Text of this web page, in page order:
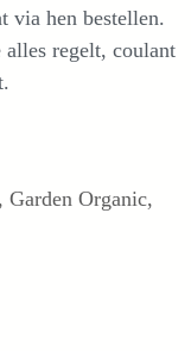
via hen bestellen.
regelt, coulant
, Garden Organic,